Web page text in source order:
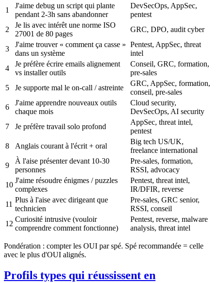
1
J'aime debug un script qui plante
pendant 2-3h sans abandonner
DevSecOps, AppSec,
pentest
2
Je lis avec intérêt une norme ISO
27001 de 80 pages
GRC, DPO, audit cyber
3
J'aime trouver « comment ça casse »
dans un système
Pentest, AppSec, threat
intel
4
Je préfère écrire emails alignement
vs installer outils
Conseil, GRC, formation,
pre-sales
5
Je supporte mal le on-call / astreinte
GRC, AppSec, formation,
conseil, pre-sales
6
J'aime apprendre nouveaux outils
chaque mois
Cloud security,
DevSecOps, AI security
7
Je préfère travail solo profond
AppSec, threat intel,
pentest
8
Anglais courant à l'écrit + oral
Big tech US/UK,
freelance international
9
À l'aise présenter devant 10-30
personnes
Pre-sales, formation,
RSSI, advocacy
10
J'aime résoudre énigmes / puzzles
complexes
Pentest, threat intel,
IR/DFIR, reverse
11
Plus à l'aise avec dirigeant que
technicien
Pre-sales, GRC senior,
RSSI, conseil
12
Curiosité intrusive (vouloir
comprendre comment fonctionne)
Pentest, reverse, malware
analysis, threat intel
Pondération : compter les OUI par spé. Spé recommandée = celle
avec le plus d'OUI alignés.
Profils types qui réussissent en